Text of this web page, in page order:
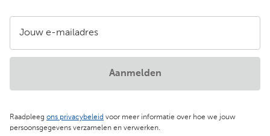
Jouw e-mailadres
Raadpleeg ons privacybeleid voor meer informatie over hoe we jouw
persoonsgegevens verzamelen en verwerken.
Aanmelden